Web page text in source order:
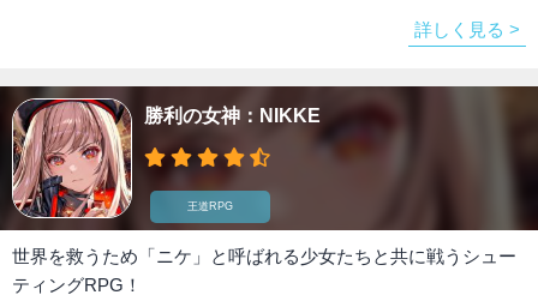
詳しく見る >
勝利の女神：NIKKE
王道RPG
世界を救うため「ニケ」と呼ばれる少女たちと共に戦うシュー
ティングRPG！